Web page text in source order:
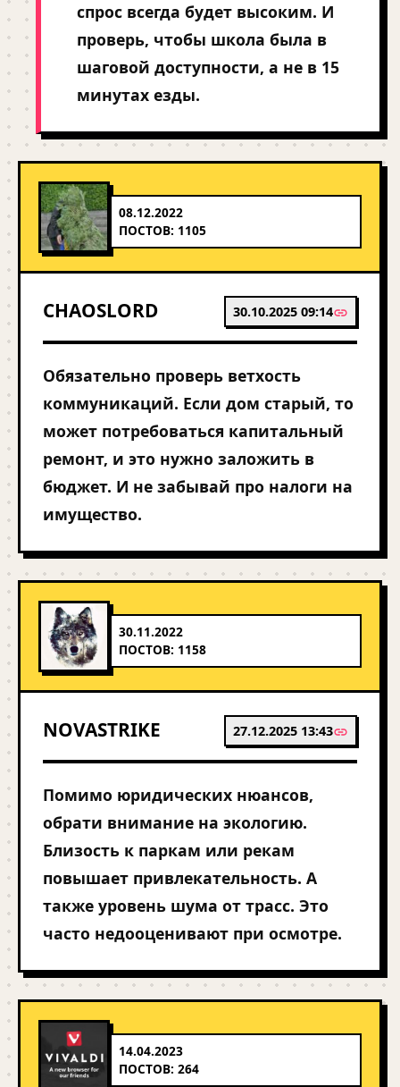
спрос всегда будет высоким. И
проверь, чтобы школа была в
шаговой доступности, а не в 15
минутах езды.
08.12.2022
ПОСТОВ: 1105
CHAOSLORD 30.10.2025 09:14
Обязательно проверь ветхость
коммуникаций. Если дом старый, то
может потребоваться капитальный
ремонт, и это нужно заложить в
бюджет. И не забывай про налоги на
имущество.
30.11.2022
ПОСТОВ: 1158
NOVASTRIKE 27.12.2025 13:43
Помимо юридических нюансов,
обрати внимание на экологию.
Близость к паркам или рекам
повышает привлекательность. А
также уровень шума от трасс. Это
часто недооценивают при осмотре.
14.04.2023
ПОСТОВ: 264